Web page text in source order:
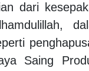
dari
Saing